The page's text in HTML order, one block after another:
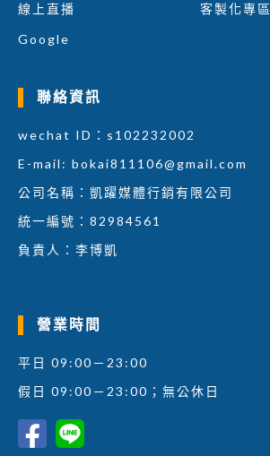
線上直播
客製化專區
Google
聯絡資訊
wechat ID：s102232002
E-mail: bokai811106@gmail.com
公司名稱：凱躍媒體行銷有限公司
統一編號：82984561
負責人：李博凱
營業時間
平日 09:00－23:00
假日 09:00－23:00；無公休日